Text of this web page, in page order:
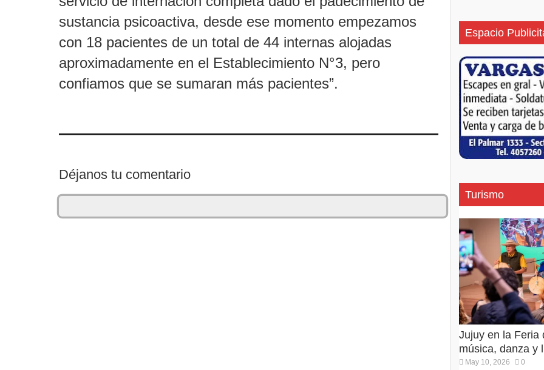
sustancia psicoactiva, desde ese momento empezamos
con 18 pacientes de un total de 44 internas alojadas
aproximadamente en el Establecimiento N°3, pero
confiamos que se sumaran más pacientes”.
Déjanos tu comentario
Espacio
Turismo
Jujuy en la Feria
música, danza y
May 10, 2026 0